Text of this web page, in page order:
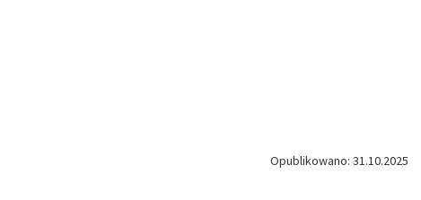
Opublikowano: 31.10.2025